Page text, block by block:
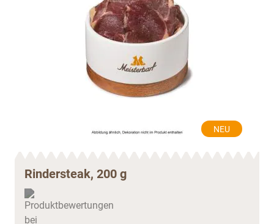
NEU
Rindersteak, 200 g